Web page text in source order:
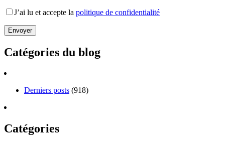
J’ai lu et accepte la politique de confidentialité
Catégories du blog
Derniers posts (918)
Catégories